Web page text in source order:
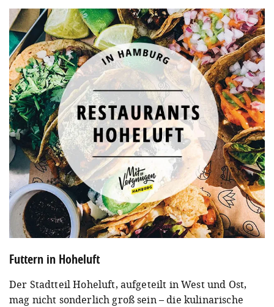
Futtern in Hoheluft
Der Stadtteil Hoheluft, aufgeteilt in West und Ost,
mag nicht sonderlich groß sein – die kulinarische